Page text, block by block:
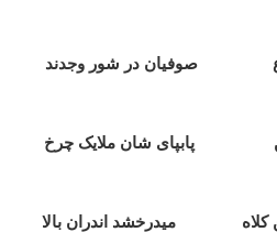
شعاع صوفيان در شور وجدند
پابپای شان ملايک چرخ
کلاه ميدرخشد اندران بالا